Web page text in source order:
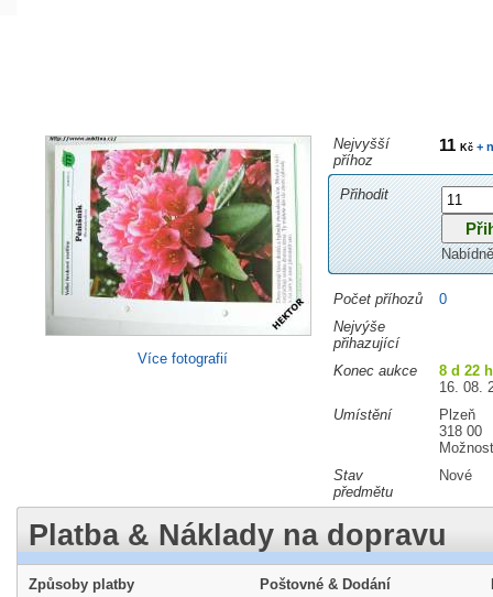
Více fotografií
Nejvyšší
příhoz
11 Kč+
Přihodit
Počet příhozů
0
Nejvýše
přihazující
Konec aukce
8 d 22
16. 08.
Umístění
Plzeň
318 00
Stav
předmětu
Nové
Platba & Náklady na dopravu
Způsoby platby
Poštovné & Dodání